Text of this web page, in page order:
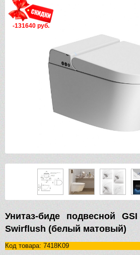
-131640 руб.
Унитаз-биде подвесной
Swirflush (белый матовый)
Код товара: 7418K09